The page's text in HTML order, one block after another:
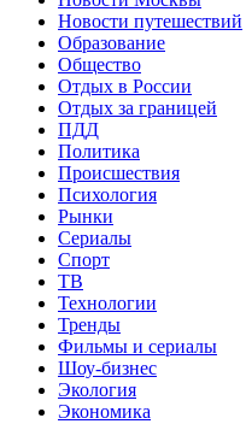
Новости путешествий
Образование
Общество
Отдых в России
Отдых за границей
ПДД
Политика
Происшествия
Психология
Рынки
Сериалы
Спорт
ТВ
Технологии
Тренды
Фильмы и сериалы
Шоу-бизнес
Экология
Экономика